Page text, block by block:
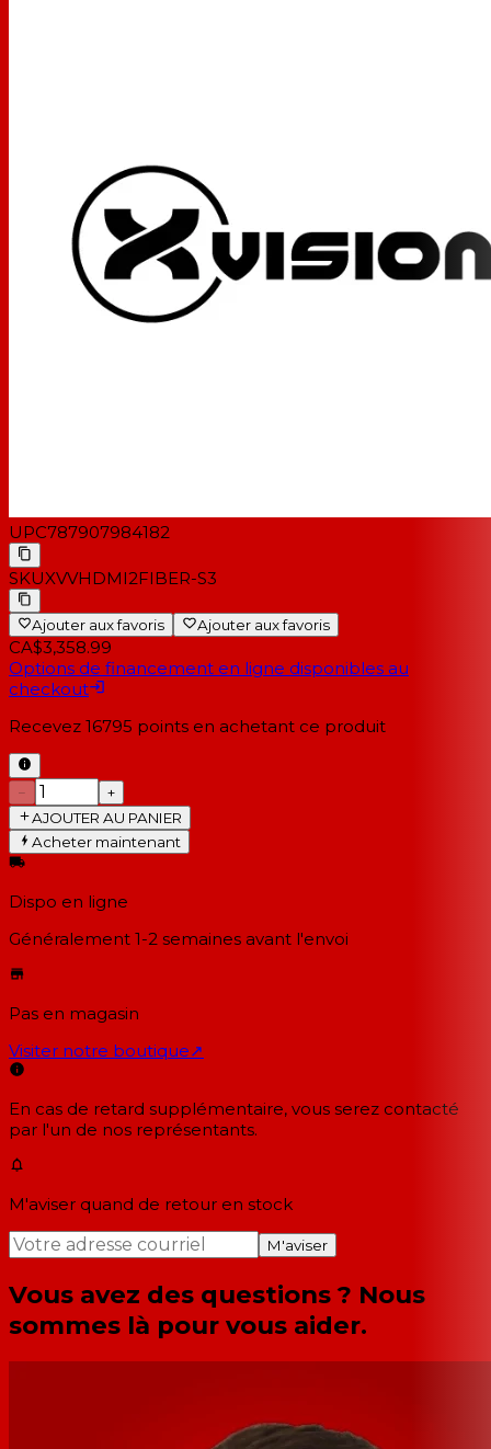
UPC787907984182
SKUXVVHDMI2FIBER-S3
Ajouter aux favoris Ajouter aux favoris
CA$3,358.99
Options de financement en ligne disponibles au
checkout
Recevez 16795 points en achetant ce produit
−
+
AJOUTER AU PANIER
Acheter maintenant
Dispo en ligne
Généralement 1-2 semaines avant l'envoi
Pas en magasin
Visiter notre boutique↗
En cas de retard supplémentaire, vous serez contacté
par l'un de nos représentants.
M'aviser quand de retour en stock
M'aviser
Vous avez des questions ? Nous
sommes là pour vous aider.